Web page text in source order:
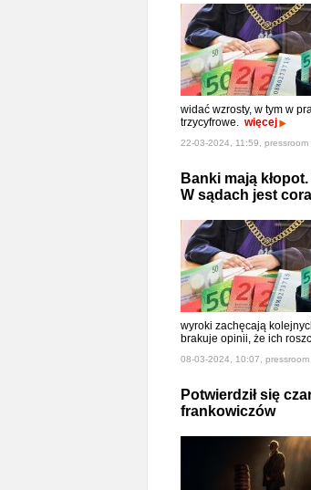
widać wzrosty, w tym w
trzycyfrowe. więcej
22-03-2024, 11:59, pressroom ,
Banki mają
W sądach jest
wyroki zachęcają
brakuje opinii, że ich
08-03-2024, 10:07, pressroom ,
Potwierdził się
frankowiczów